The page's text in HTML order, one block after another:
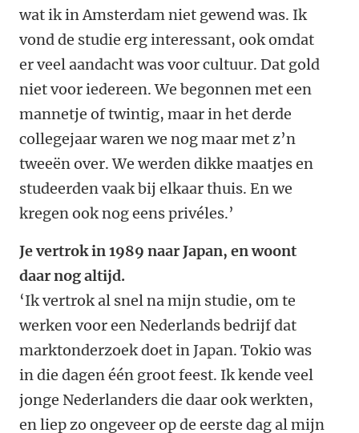
wat ik in Amsterdam niet gewend was. Ik
vond de studie erg interessant, ook omdat
er veel aandacht was voor cultuur. Dat gold
niet voor iedereen. We begonnen met een
mannetje of twintig, maar in het derde
collegejaar waren we nog maar met z’n
tweeën over. We werden dikke maatjes en
studeerden vaak bij elkaar thuis. En we
kregen ook nog eens privéles.’
Je vertrok in 1989 naar Japan, en woont
daar nog altijd.
‘Ik vertrok al snel na mijn studie, om te
werken voor een Nederlands bedrijf dat
marktonderzoek doet in Japan. Tokio was
in die dagen één groot feest. Ik kende veel
jonge Nederlanders die daar ook werkten,
en liep zo ongeveer op de eerste dag al mijn